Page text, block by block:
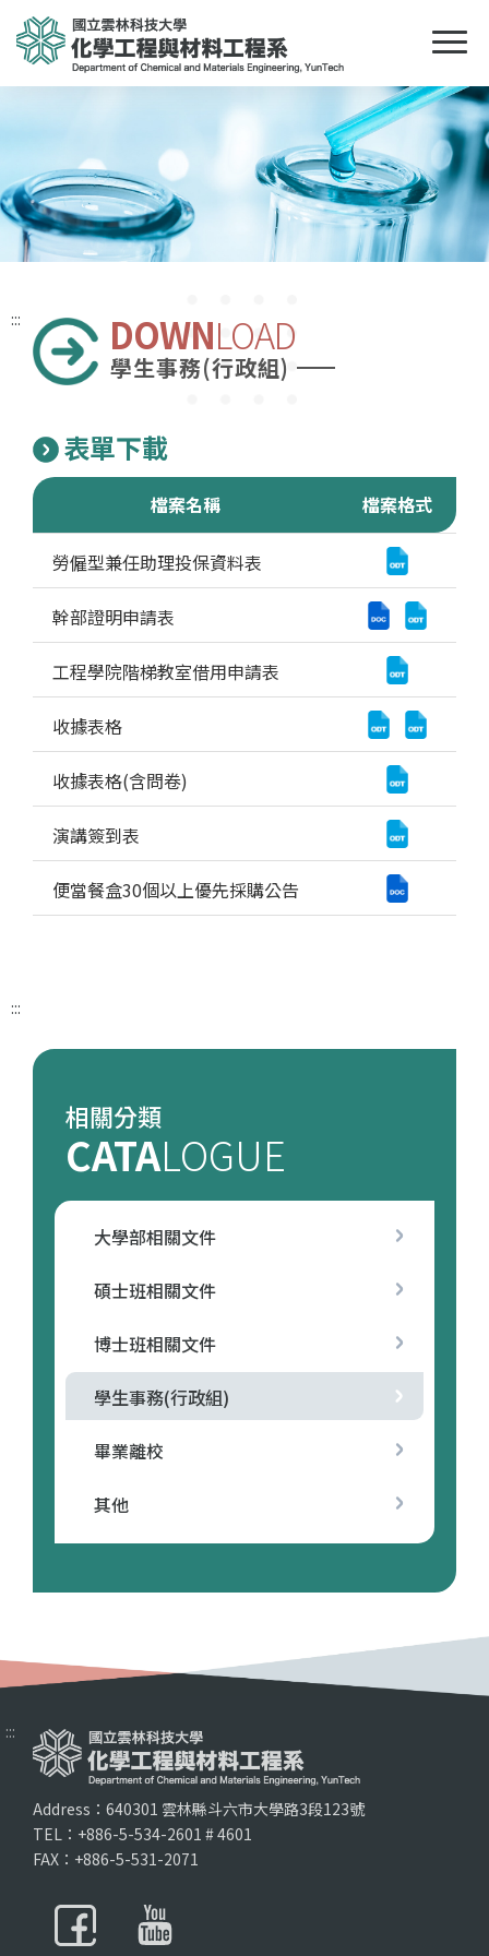
::: DOWNLOAD
學生事務(行政組)
表單下載
檔案名稱 檔案格式
勞僱型兼任助理投保資料表
幹部證明申請表
工程學院階梯教室借用申請表
收據表格
收據表格(含問卷)
演講簽到表
便當餐盒30個以上優先採購公告
:::
相關分類
CATALOGUE
大學部相關文件
碩士班相關文件
博士班相關文件
學生事務(行政組)
畢業離校
其他
:::
Address：640301 雲林縣斗六市大學路3段123號
TEL：+886-5-534-2601 # 4601
FAX：+886-5-531-2071